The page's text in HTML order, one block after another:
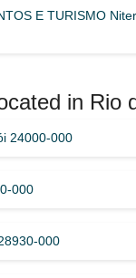
E TURISMO
in Rio
24000-000
000
000